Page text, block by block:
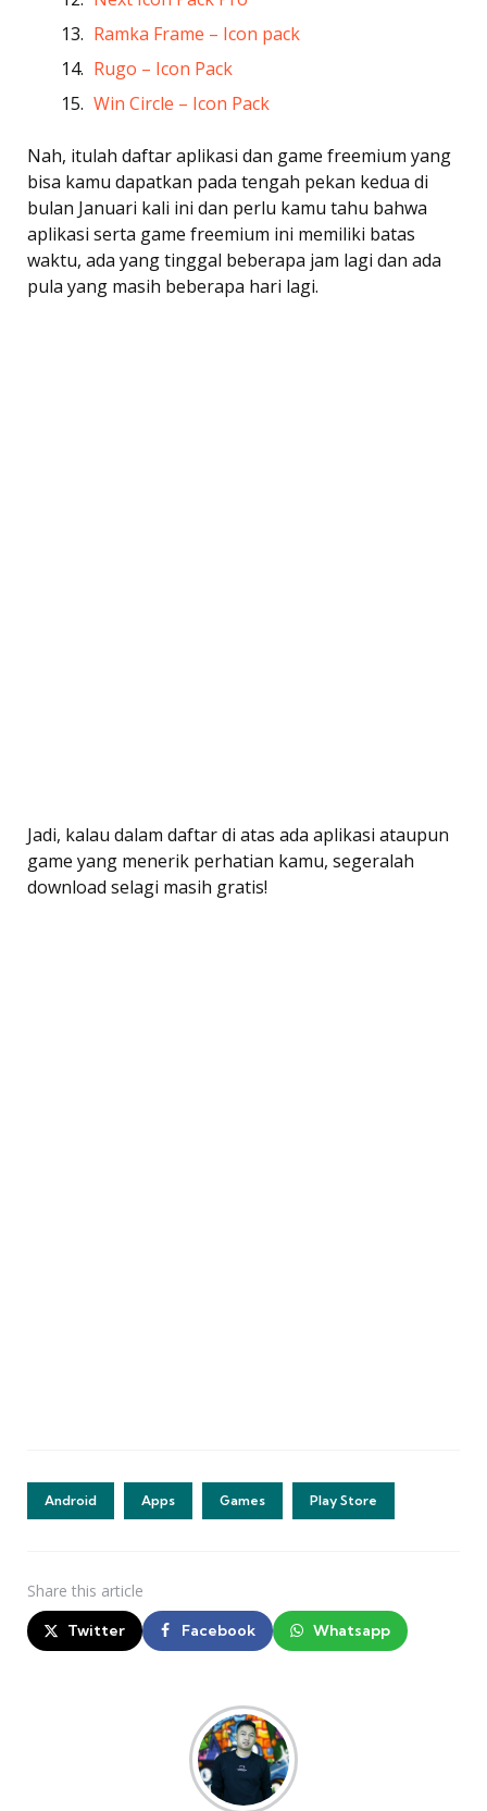
Ramka Frame – Icon pack
Rugo – Icon Pack
Win Circle – Icon Pack
Nah, itulah daftar aplikasi dan game freemium yang
bisa kamu dapatkan pada tengah pekan kedua di
bulan Januari kali ini dan perlu kamu tahu bahwa
aplikasi serta game freemium ini memiliki batas
waktu, ada yang tinggal beberapa jam lagi dan ada
pula yang masih beberapa hari lagi.
Jadi, kalau dalam daftar di atas ada aplikasi ataupun
game yang menerik perhatian kamu, segeralah
download selagi masih gratis!
Android Apps Games Play Store
Share this article
Twitter Facebook Whatsapp